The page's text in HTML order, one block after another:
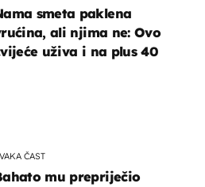
ČAST
mu prepriječio
smeta paklena
ali njima ne: Ovo
uživa i na plus 40